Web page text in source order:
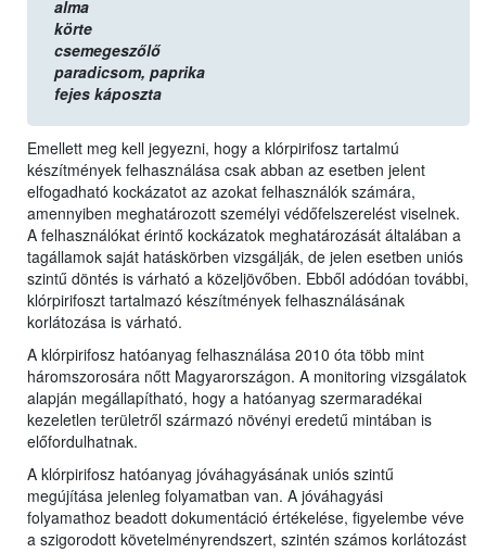
alma
körte
csemegeszőlő
paradicsom, paprika
fejes káposzta
Emellett meg kell jegyezni, hogy a klórpirifosz tartalmú
készítmények felhasználása csak abban az esetben jelent
elfogadható kockázatot az azokat felhasználók számára,
amennyiben meghatározott személyi védőfelszerelést viselnek.
A felhasználókat érintő kockázatok meghatározását általában a
tagállamok saját hatáskörben vizsgálják, de jelen esetben uniós
szintű döntés is várható a közeljövőben. Ebből adódóan további,
klórpirifoszt tartalmazó készítmények felhasználásának
korlátozása is várható.
A klórpirifosz hatóanyag felhasználása 2010 óta több mint
háromszorosára nőtt Magyarországon. A monitoring vizsgálatok
alapján megállapítható, hogy a hatóanyag szermaradékai
kezeletlen területről származó növényi eredetű mintában is
előfordulhatnak.
A klórpirifosz hatóanyag jóváhagyásának uniós szintű
megújítása jelenleg folyamatban van. A jóváhagyási
folyamathoz beadott dokumentáció értékelése, figyelembe véve
a szigorodott követelményrendszert, szintén számos korlátozást